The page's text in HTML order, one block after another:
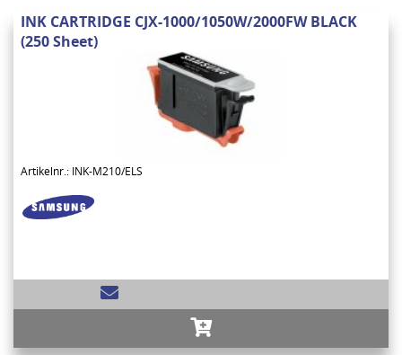
INK CARTRIDGE CJX-1000/1050W/2000FW BLACK
(250 Sheet)
Artikelnr.: INK-M210/ELS